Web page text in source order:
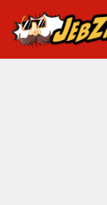
Przejdź
do